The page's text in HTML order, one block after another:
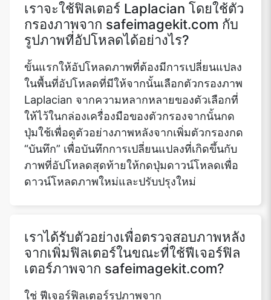
เราจะใช้ฟิลเตอร์ Laplacian โดยใช้ตัว
กรองภาพจาก safeimagekit.com กับ
รูปภาพที่อัปโหลดได้อย่างไร?
ขั้นแรกให้อัปโหลดภาพที่ต้องมีการเปลี่ยนแปลง
ในพื้นที่อัปโหลดที่มีให้จากนั้นเลือกตัวกรองภาพ
Laplacian จากความหลากหลายของตัวเลือกที่
ให้ไว้ในกล่องเครื่องมือของตัวกรองจากนั้นกด
ปุ่มใช้เพื่อดูตัวอย่างภาพหลังจากเพิ่มตัวกรองกด
“บันทึก” เพื่อบันทึกการเปลี่ยนแปลงที่เกิดขึ้นกับ
ภาพที่อัปโหลดสุดท้ายให้กดปุ่มดาวน์โหลดเพื่อ
ดาวน์โหลดภาพใหม่และปรับปรุงใหม่
เราได้รับตัวอย่างเพื่อตรวจสอบภาพหลัง
จากเพิ่มฟิลเตอร์ในขณะที่ใช้ฟีเจอร์ฟิล
เตอร์ภาพจาก safeimagekit.com?
ใช่ ฟีเจอร์ฟิลเตอร์รูปภาพจาก